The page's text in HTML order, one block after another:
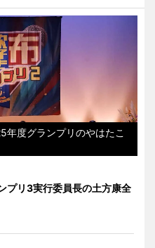
年度グランプリのやはたこ
プリ3実行委員長の土方康全